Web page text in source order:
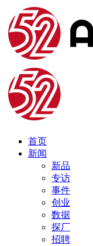
首页
新闻
新品
专访
事件
创业
数据
探厂
招聘